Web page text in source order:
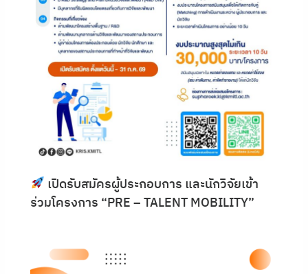
เปิดรับสมัครผู้ประกอบการ และนักวิจัยเข้า
ร่วมโครงการ “PRE – TALENT MOBILITY”